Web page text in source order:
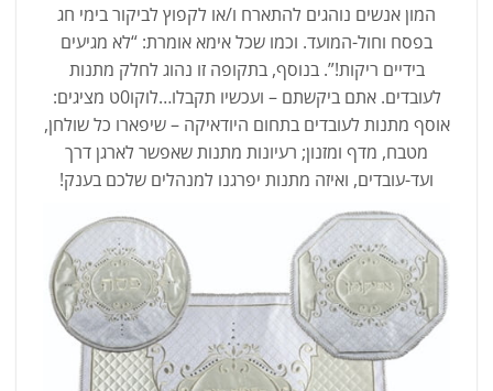
המון אנשים נוהגים להתארח ו/או לקפוץ לביקור בימי חג
בפסח וחול-המועד. וכמו שכל אימא אומרת: “לא מגיעים
בידיים ריקות!”. בנוסף, בתקופה זו נהוג לחלק מתנות
לעובדים. אתם ביקשתם – ועכשיו תקבלו…לוקו0ט מציגים:
אוסף מתנות לעובדים בתחום היודאיקה – שיפארו כל שולחן,
מטבח, מדף ומזנון; רעיונות מתנות שאפשר לארגן דרך
ועד-עובדים, ואיזה מתנות יפרגנו למנהלים שלכם בענק!